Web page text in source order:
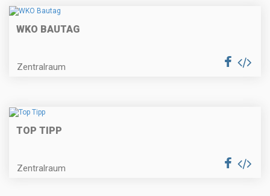
WKO BAUTAG
Zentralraum
TOP TIPP
Zentralraum